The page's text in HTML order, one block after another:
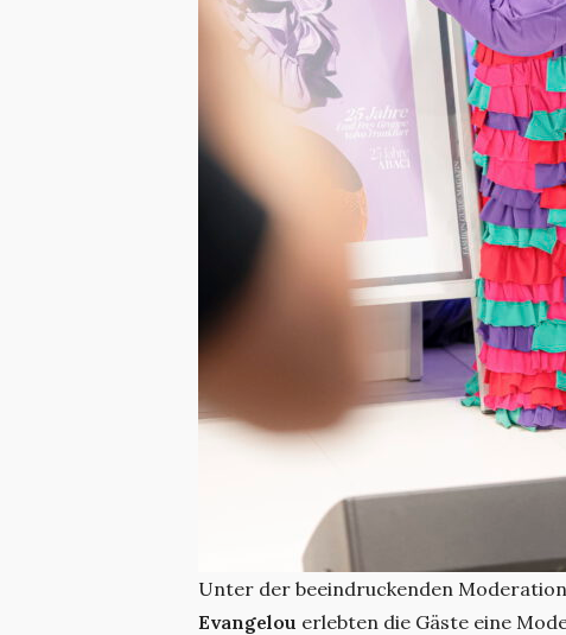
Unter der beeindruckenden
Evangelou erlebten die Gäste eine